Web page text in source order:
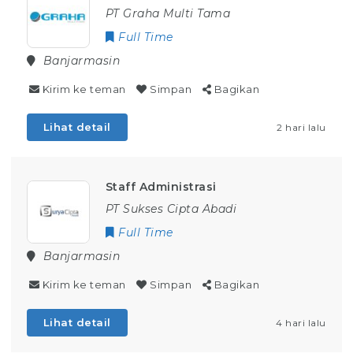
PT Graha Multi Tama
Full Time
Banjarmasin
Kirim ke teman Simpan Bagikan
Lihat detail 2 hari lalu
Staff Administrasi
PT Sukses Cipta Abadi
Full Time
Banjarmasin
Kirim ke teman Simpan Bagikan
Lihat detail 4 hari lalu